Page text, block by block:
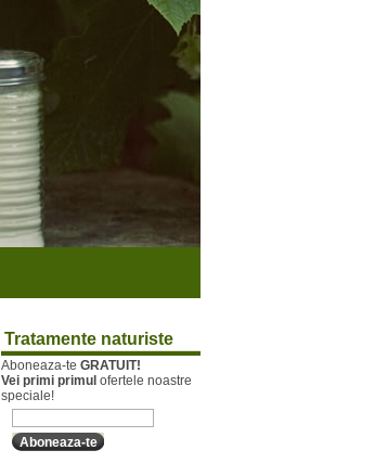
Tratamente naturiste
Aboneaza-te GRATUIT!
Vei primi primul ofertele noastre
speciale!